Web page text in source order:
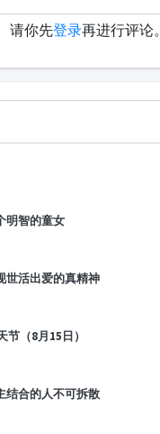
请你先登录再进行评论。
明智的童女
世活出爱的真精神
节（8月15日）
结合的人不可拆散